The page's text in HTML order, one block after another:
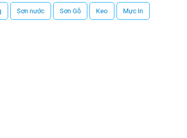
Sơn nước Sơn Gỗ Keo Mực In